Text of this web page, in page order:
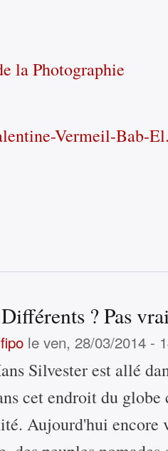
la Photographie
Vermeil-Bab-
? Pas
le ven, 28/03/2014 -
Silvester est allé
cet endroit du
Aujourd'hui encore